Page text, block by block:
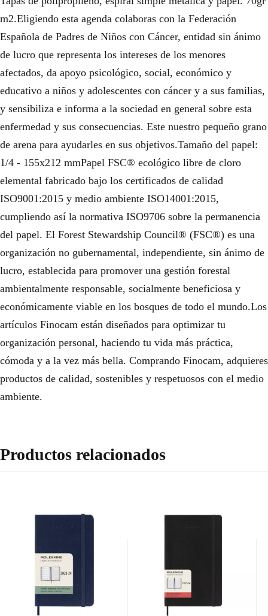
m2.Eligiendo esta agenda colaboras con la Federación
Española de Padres de Niños con Cáncer, entidad sin ánimo
de lucro que representa los intereses de los menores
afectados, da apoyo psicológico, social, económico y
educativo a niños y adolescentes con cáncer y a sus familias,
y sensibiliza e informa a la sociedad en general sobre esta
enfermedad y sus consecuencias. Este nuestro pequeño grano
de arena para ayudarles en sus objetivos.Tamaño del papel:
1/4 - 155x212 mmPapel FSC® ecológico libre de cloro
elemental fabricado bajo los certificados de calidad
ISO9001:2015 y medio ambiente ISO14001:2015,
cumpliendo así la normativa ISO9706 sobre la permanencia
del papel. El Forest Stewardship Council® (FSC®) es una
organización no gubernamental, independiente, sin ánimo de
lucro, establecida para promover una gestión forestal
ambientalmente responsable, socialmente beneficiosa y
económicamente viable en los bosques de todo el mundo.Los
artículos Finocam están diseñados para optimizar tu
organización personal, haciendo tu vida más práctica,
cómoda y a la vez más bella. Comprando Finocam, adquieres
productos de calidad, sostenibles y respetuosos con el medio
ambiente.
Productos relacionados